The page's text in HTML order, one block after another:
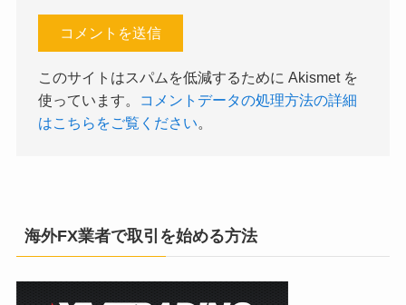
このサイトはスパムを低減するために Akismet を
使っています。
コメントデータの処理方法の詳細
はこちらをご覧ください。
海外FX業者で取引を始める方法